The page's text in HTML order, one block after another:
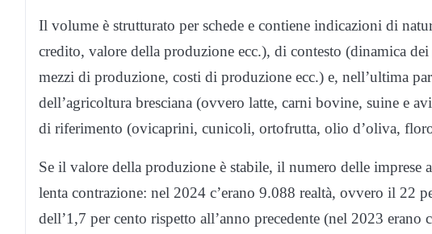
Il volume è strutturato per schede e contiene indicazioni di
credito, valore della produzione ecc.), di contesto (dinamica
mezzi di produzione, costi di produzione ecc.) e, nell’ultima
dell’agricoltura bresciana (ovvero latte, carni bovine, suine e
di riferimento (ovicaprini, cunicoli, ortofrutta, olio d’oliva,
Se il valore della produzione è stabile, il numero delle imprese
lenta contrazione: nel 2024 c’erano 9.088 realtà, ovvero il 22
dell’1,7 per cento rispetto all’anno precedente (nel 2023 erano